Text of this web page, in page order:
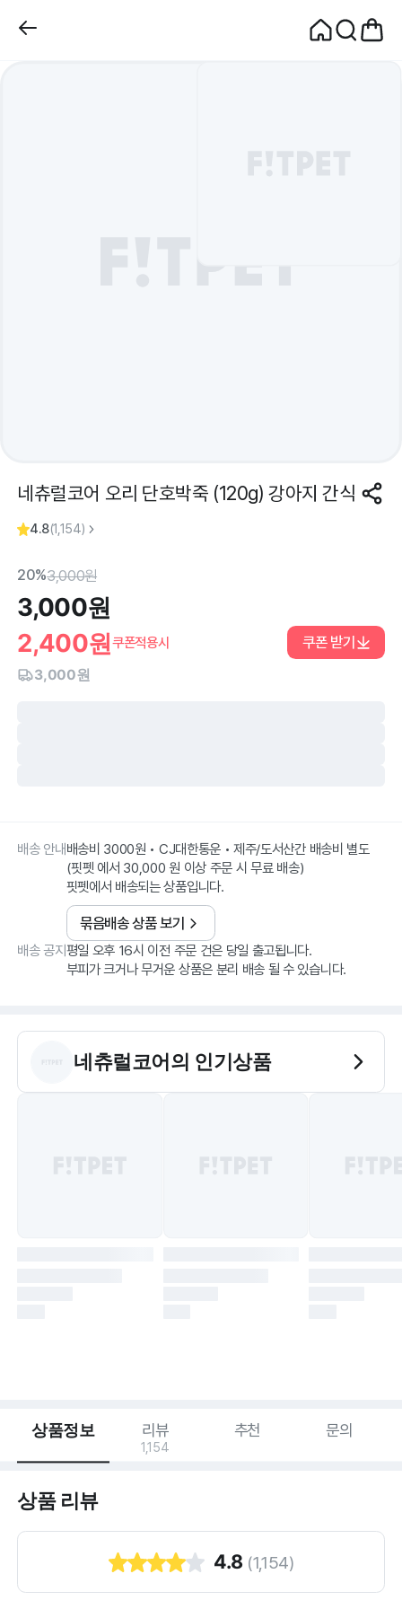
네츄럴코어 오리 단호박죽 (120g) 강아지 간식
4.8(1,154)
20%3,000원
3,000원
2,400원쿠폰적용시 쿠폰 받기
3,000원
배송 안내배송비 3000원 • CJ대한통운 • 제주/도서산간 배송비 별도
(핏펫 에서 30,000 원 이상 주문 시 무료 배송)
핏펫에서 배송되는 상품입니다.
묶음배송 상품 보기
배송 공지평일 오후 16시 이전 주문 건은 당일 출고됩니다.
부피가 크거나 무거운 상품은 분리 배송 될 수 있습니다.
네츄럴코어 의 인기상품
상품정보 리뷰
1,154
추천 문의
상품 리뷰
4.8 (1,154)